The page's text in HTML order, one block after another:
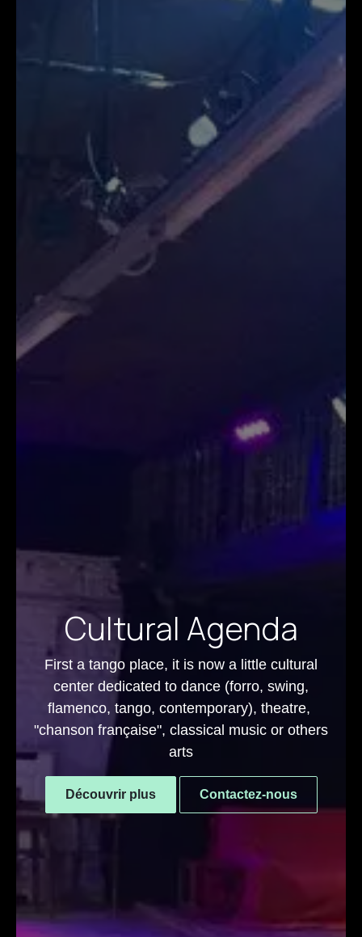
Cultural Agenda
First a tango place, it is now a little cultural
center dedicated to dance (forro, swing,
flamenco, tango, contemporary), theatre,
"chanson française", classical music or others
arts
Découvrir plus Contactez-nous